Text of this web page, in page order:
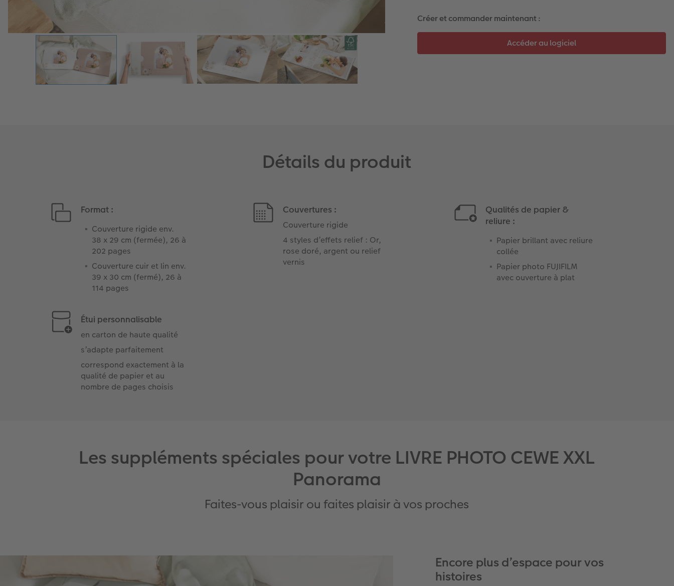
Créer et commander maintenant :
Détails du produit
Format :
Couverture rigide env.
38 x 29 cm (fermée), 26 à
202 pages
Couverture cuir et lin env.
39 x 30 cm (fermé), 26 à
114 pages
Couvertures :
Couverture rigide
4 styles d’effets relief : Or,
rose doré, argent ou relief
vernis
Qualités de papier &
reliure :
Papier brillant avec reliure
collée
Papier photo FUJIFILM
avec ouverture à plat
Étui personnalisable
en carton de haute qualité
s’adapte parfaitement
correspond exactement à la
qualité de papier et au
nombre de pages choisis
Les suppléments spéciales pour votre LIVRE PHOTO CEWE XXL
Panorama
Faites-vous plaisir ou faites plaisir à vos proches
Encore plus d’espace pour vos
histoires